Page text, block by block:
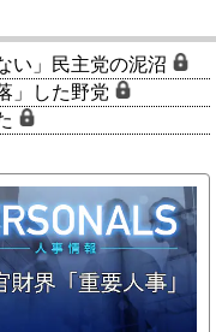
い」民主党の泥沼
」した野党